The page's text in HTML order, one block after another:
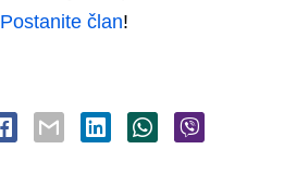
Postanite član!